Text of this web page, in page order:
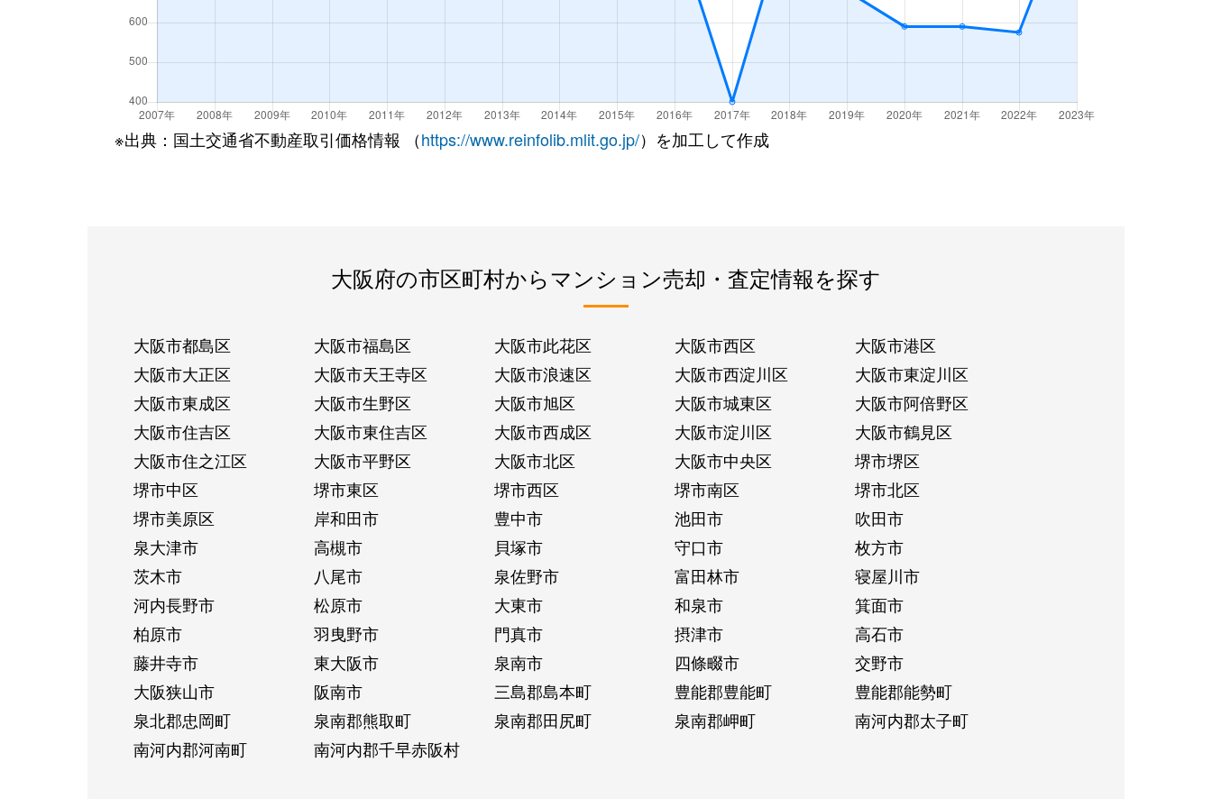
※出典：国土交通省不動産取引価格情報 （https://www.reinfolib.mlit.go.jp/）を加工して作成
大阪府の市区町村からマンション売却・査定情報を探す
大阪市都島区 大阪市福島区 大阪市此花区 大阪市西区
大阪市港区
大阪市大正区
大阪市天王寺区 大阪市浪速区 大阪市西淀川区
大阪市東淀川区
大阪市東成区
大阪市生野区 大阪市旭区 大阪市城東区
大阪市阿倍野区
大阪市住吉区
大阪市東住吉区 大阪市西成区 大阪市淀川区
大阪市鶴見区
大阪市住之江区
大阪市平野区 大阪市北区 大阪市中央区
堺市堺区
堺市中区
堺市東区 堺市西区 堺市南区
堺市北区
堺市美原区
岸和田市 豊中市 池田市
吹田市
泉大津市
高槻市 貝塚市 守口市
枚方市
茨木市
八尾市 泉佐野市 富田林市
寝屋川市
河内長野市
松原市 大東市 和泉市
箕面市
柏原市
羽曳野市 門真市 摂津市
高石市
藤井寺市
東大阪市 泉南市 四條畷市
交野市
大阪狭山市
阪南市 三島郡島本町 豊能郡豊能町
豊能郡能勢町
泉北郡忠岡町
泉南郡熊取町 泉南郡田尻町 泉南郡岬町
南河内郡太子町
南河内郡河南町
南河内郡千早赤阪村